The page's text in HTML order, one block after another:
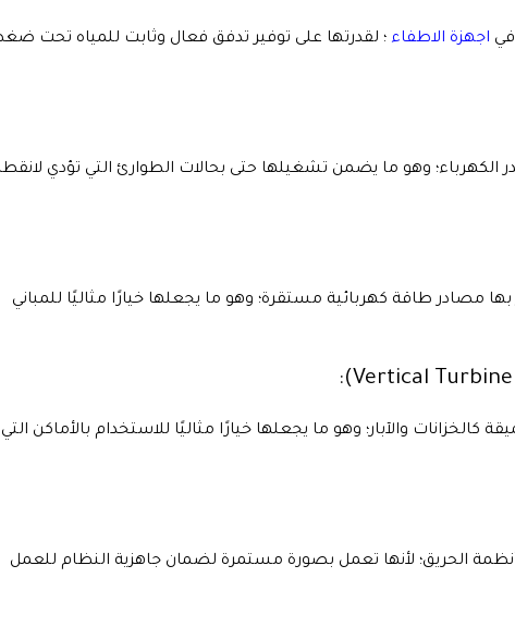
اجهزة الاطفاء ؛ لقدرتها على توفير تدفق فعال وثابت للمياه تحت
وهو ما يضمن تشغيلها حتى بحالات الطوارئ التي تؤدي
مصادر طاقة كهربائية مستقرة؛ وهو ما يجعلها خيارًا مثاليًا للمباني
والآبار؛ وهو ما يجعلها خيارًا مثاليًا للاستخدام بالأماكن التي
الحريق؛ لأنها تعمل بصورة مستمرة لضمان جاهزية النظام للعمل